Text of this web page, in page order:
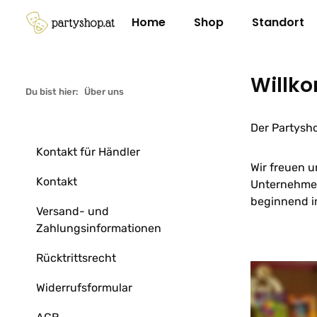
Hauptinhalt springen
Zur Suche springen
Zur Hauptnavigation springen
Home Shop Standort
Du bist hier: Über uns
Kontakt für Händler
Kontakt
Versand- und
Zahlungsinformationen
Rücktrittsrecht
Widerrufsformular
Der
Wir freuen
beginnend